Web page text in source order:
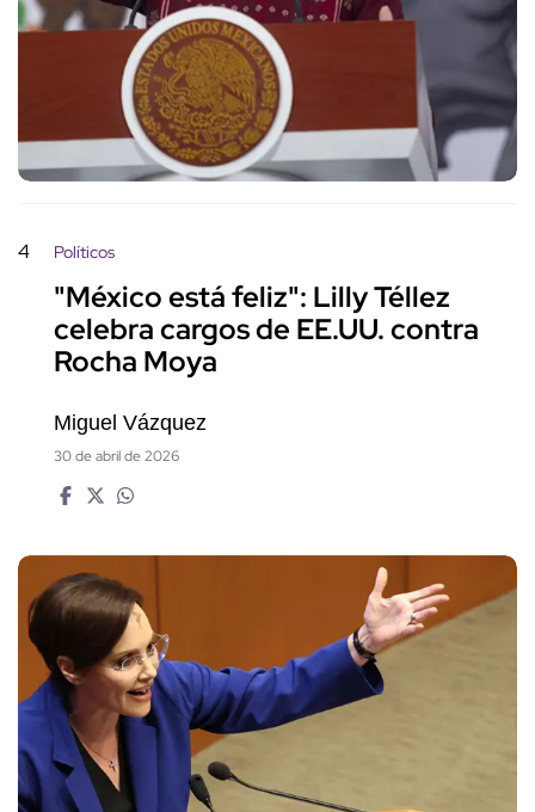
4 Políticos
"México está feliz": Lilly Téllez
celebra cargos de EE.UU. contra
Rocha Moya
Miguel Vázquez
30 de abril de 2026